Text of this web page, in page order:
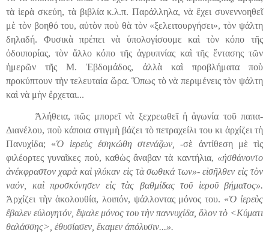
τὰ ἱερὰ σκεύη, τὰ βιβλία κ.λ.π. Παράλληλα, νὰ ἔχει συνεννοηθεῖ
μὲ τὸν βοηθό του, αὐτὸν ποὺ θὰ τὸν «ξελειτουργήσει», τὸν ψάλτη
δηλαδή. Φυσικὰ πρέπει νὰ ὑπολογίσουμε καὶ τὸν κόπο τῆς
ὁδοιπορίας, τὸν ἄλλο κόπο τῆς ἀγρυπνίας καὶ τῆς ἔντασης τῶν
ἡμερῶν τῆς Μ.Ἑβδομάδος, ἀλλὰ καὶ προβλήματα ποὺ
προκύπτουν τὴν τελευταία ὥρα. Ὅπως τὸ νὰ περιμένεις τὸνψάλτη
καὶ νὰ μὴν ἔρχεται...
Ἀλήθεια, πῶς μπορεῖ νὰ ξεχρεωθεῖ ἡ ἀγωνία τοῦ παπα-
Διανέλου, ποὺ κάποια στιγμὴ βάζει τὸ πετραχείλι του κι ἀρχίζει τὴ
Πανυχίδα; «Ὁ ἱερεὺς ἐσηκώθη στενάζων, -σὲ ἀντίθεση μὲ τὶς
φιλέορτες γυναῖκες ποὺ, καθὼς ἄναβαν τὰ καντήλια, «ἠσθάνοντο
ἀνέκφραστον χαρὰ καὶ γλύκαν εἰς τὰ σωθικά των»- εἰσῆλθεν εἰς τὸν
ναόν, καὶ προσκύνησεν εἰς τὰς βαθμίδας τοῦ ἱεροῦ βήματος».
Ἀρχίζει τὴν ἀκολουθία, λοιπόν, ψάλλοντας μόνος του. «Ὁ ἱερεὺς
ἔβαλεν εὐλογητόν, ἔψαλε μόνος του τὴν παννυχίδα, ὅλον τὸ <Κύματι
θαλάσσης>, ἐθυσίασεν, ἔκαμεν ἀπόλυσιν...».